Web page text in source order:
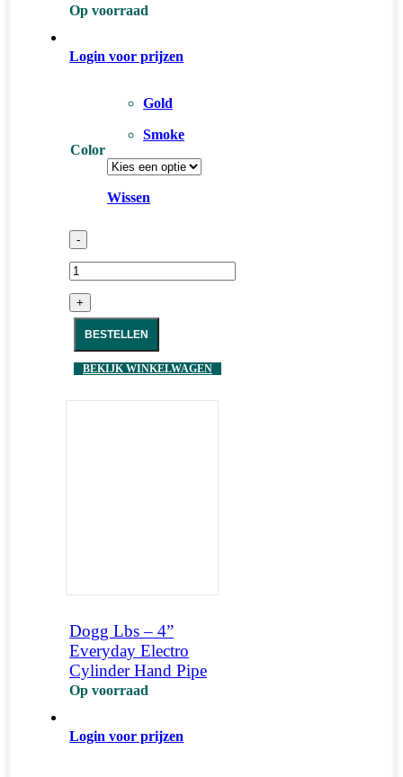
Op voorraad
Login voor prijzen
Color
Gold
Smoke
Wissen
-
+
BESTELLEN
BEKIJK WINKELWAGEN
Dogg Lbs – 4”
Everyday Electro
Cylinder Hand Pipe
Op voorraad
Login voor prijzen